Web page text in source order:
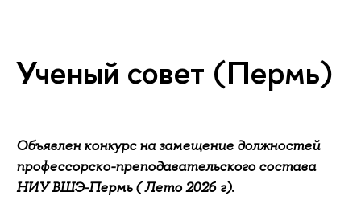
Ученый совет (Пермь)
Объявлен конкурс на замещение должностей
профессорско-преподавательского состава
НИУ ВШЭ-Пермь ( Лето 2026 г).